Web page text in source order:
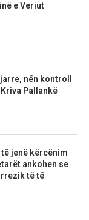
e Veriut
nën kontroll
Pallankë
jenë kërcënim
ankohen se
të të